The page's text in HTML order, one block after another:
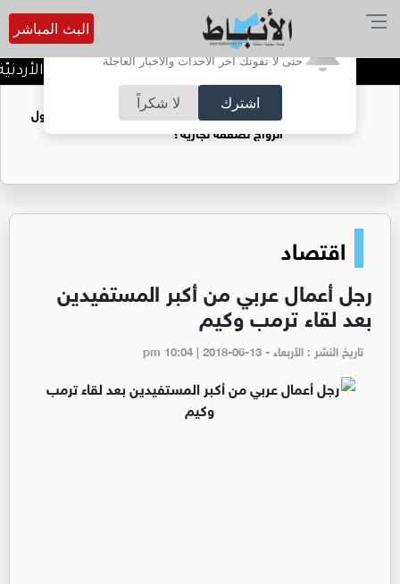
أترغب في تفعيل الإشعارات؟
حتى لا تفوتك آخر الأحداث والأخبار العاجلة
اشترك لا شكراً
البث المباشر
كلّيّة الحقوق في الجامعة الأردنيّة تُواصل
فتيات يستغللنه لتحقيق مكاسب مادية.. هل تحول
الزواج لصفقة تجارية؟
اقتصاد
رجل أعمال عربي من أكبر المستفيدين
بعد لقاء ترمب وكيم
تاريخ النشر : الأربعاء - pm 10:04 | 2018-06-13